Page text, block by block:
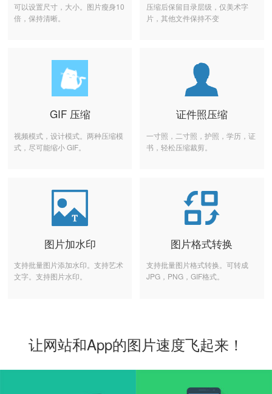
可以设置尺寸，大小。图片瘦身10
倍，保持清晰。
压缩后保留目录层级，仅美术字
片，其他文件保持不变
GIF 压缩
视频模式，设计模式。两种压缩模
式，尽可能缩小 GIF。
证件照压缩
一寸照，二寸照，护照，学历，证
书，轻松压缩裁剪。
图片加水印
支持批量图片添加水印。支持艺术
文字。支持图片水印。
图片格式转换
支持批量图片格式转换。可转成
JPG，PNG，GIF格式。
让网站和App的图片速度飞起来！